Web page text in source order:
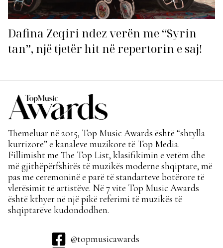
Dafina Zeqiri ndez verën me “Syrin
tan”, një tjetër hit në repertorin e saj!
Themeluar në 2015, Top Music Awards është “shtylla
kurrizore” e kanaleve muzikore të Top Media.
Fillimisht me The Top List, klasifikimin e vetëm dhe
më gjithëpërfshirës të muzikës moderne shqiptare, më
pas me ceremoninë e parë të standarteve botërore të
vlerësimit të artistëve. Në 7 vite Top Music Awards
është kthyer në një pikë referimi të muzikës të
shqiptarëve kudondodhen.
@topmusicawards